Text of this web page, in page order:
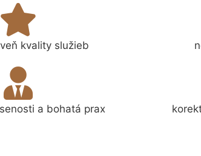
kvality služieb
a bohatá prax